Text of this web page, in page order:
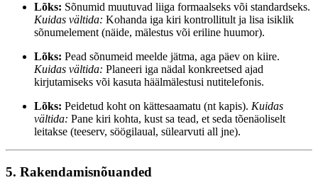
Lõks: Sõnumid muutuvad liiga formaalseks või standardseks.
Kuidas vältida: Kohanda iga kiri kontrollitult ja lisa isiklik
sõnumelement (näide, mälestus või eriline huumor).
Lõks: Pead sõnumeid meelde jätma, aga päev on kiire.
Kuidas vältida: Planeeri iga nädal konkreetsed ajad
kirjutamiseks või kasuta häälmälestusi nutitelefonis.
Lõks: Peidetud koht on kättesaamatu (nt kapis). Kuidas
vältida: Pane kiri kohta, kust sa tead, et seda tõenäoliselt
leitakse (teeserv, söögilaual, sülearvuti all jne).
5. Rakendamisnõuanded